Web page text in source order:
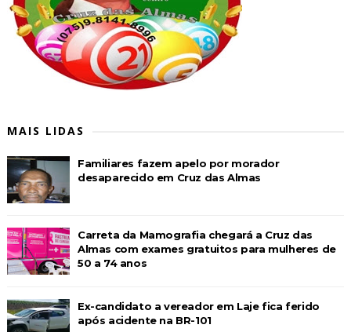
MAIS LIDAS
Familiares fazem apelo por morador
desaparecido em Cruz das Almas
Carreta da Mamografia chegará a Cruz das
Almas com exames gratuitos para mulheres de
50 a 74 anos
Ex-candidato a vereador em Laje fica ferido
após acidente na BR-101